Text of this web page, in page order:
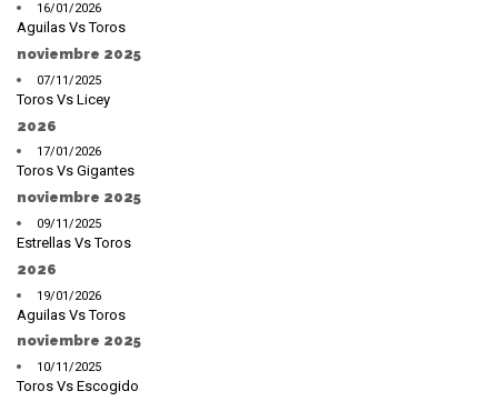
16/01/2026
Aguilas Vs Toros
noviembre 2025
07/11/2025
Toros Vs Licey
2026
17/01/2026
Toros Vs Gigantes
noviembre 2025
09/11/2025
Estrellas Vs Toros
2026
19/01/2026
Aguilas Vs Toros
noviembre 2025
10/11/2025
Toros Vs Escogido